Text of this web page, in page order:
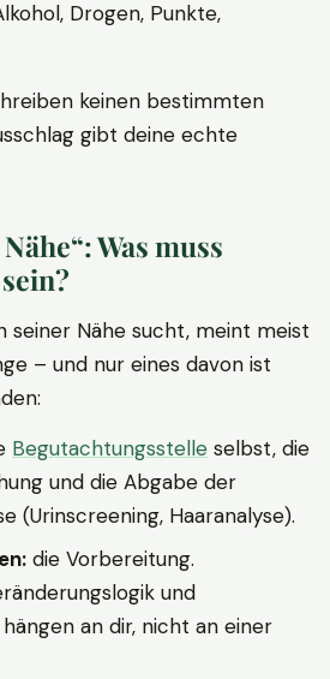
Drogen, Punkte,
keinen bestimmten
gibt deine echte
Was muss
seiner Nähe sucht, meint meist
– und nur eines davon ist
Begutachtungsstelle selbst, die
und die Abgabe der
(Urinscreening, Haaranalyse).
die Vorbereitung.
und
an dir, nicht an einer